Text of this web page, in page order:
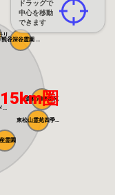
ドラッグで
中心を移動
できます
霊園
森林湖畔霊苑
リ...
...
熊谷深谷霊園 ...
東松山霊苑四季...
15km圏